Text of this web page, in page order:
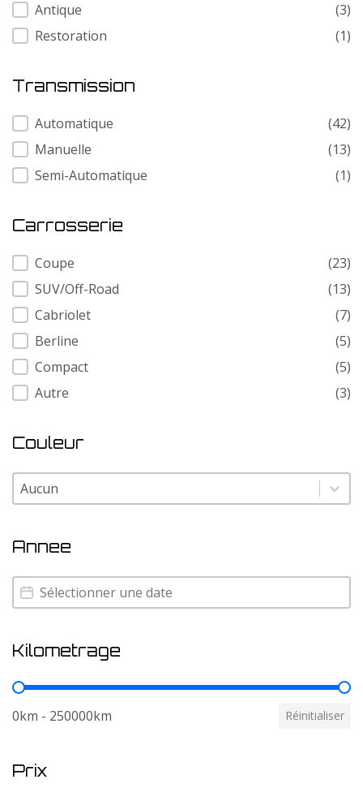
Antique
(3)
Restoration
(1)
Transmission
Transmission
Automatique
(42)
Manuelle
(13)
Semi-Automatique
(1)
Carrosserie
Carrosserie
Coupe
(23)
SUV/Off-Road
(13)
Cabriolet
(7)
Berline
(5)
Compact
(5)
Autre
(3)
Couleur
Couleur
Couleur
Annee
Annee
Annee
Kilometrage
Kilometrage
0km - 250000km Réinitialiser
Prix